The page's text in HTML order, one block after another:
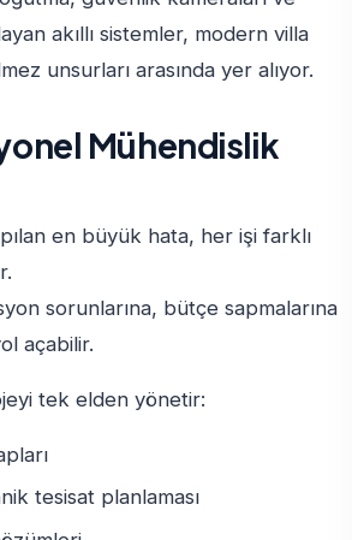
akıllı sistemler, modern villa
unsurları arasında yer alıyor.
Mühendislik
en büyük hata, her işi farklı
sorunlarına, bütçe sapmalarına
açabilir.
tek elden yönetir:
tesisat planlaması